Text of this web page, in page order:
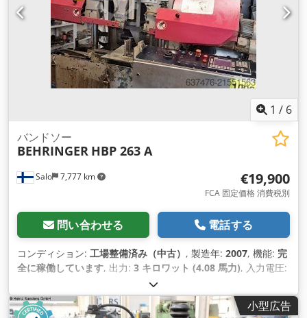
1 / 6
Salo 7,777 km
バンドソー
BEHRINGER HBP 263 A
€19,900
FCA 固定価格 消費税別
問い合わせる 電話する
コンディション: 工場整備済み（中古） , 製造年: 2007, 機能: 完
全に稼働しています, 出力: 3 キロワット (4.08 馬力), 入力電圧:
, 入力周波数:
三相, 総重量:2,000 kg（キログラム）, 装備:CEマーキング,
小型広告